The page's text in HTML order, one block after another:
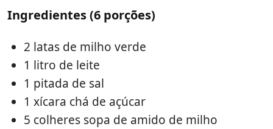
Ingredientes (6 porções)
2 latas de milho verde
1 litro de leite
1 pitada de sal
1 xícara chá de açúcar
5 colheres sopa de amido de milho